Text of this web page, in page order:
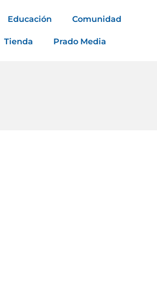
Educación Comunidad
Tienda Prado Media